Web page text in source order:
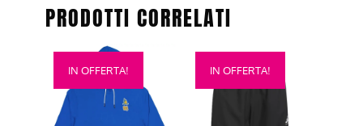
PRODOTTI CORRELATI
IN OFFERTA!
Questo
prodotto
più
IN OFFERTA!
Questo
prodotto